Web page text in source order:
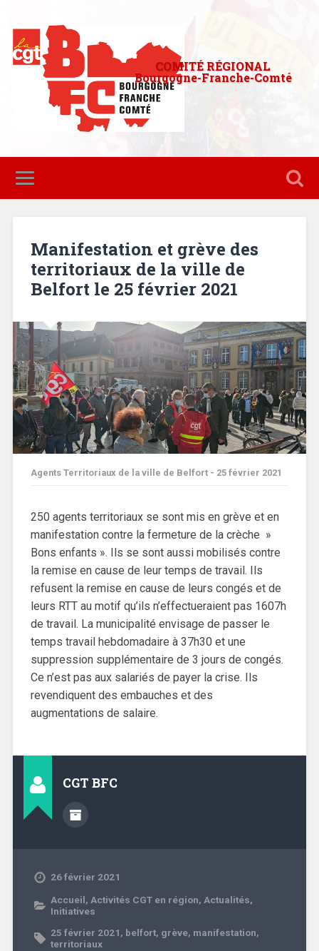
COMITÉ RÉGIONAL
Bourgogne-Franche-Comté
Manifestation et grève des
territoriaux de la ville de
Belfort le 25 février 2021
Agents Territoriaux de la ville de Belfort - 25 février 2021
250 agents territoriaux se sont mis en grève et en
manifestation contre la fermeture de la crèche »
Bons enfants ». Ils se sont aussi mobilisés contre
la remise en cause de leur temps de travail. Ils
refusent la remise en cause de leurs congés et de
leurs RTT au motif qu’ils n’effectueraient pas 1607h
de travail. La municipalité envisage de passer le
temps travail hebdomadaire à 37h30 et une
suppression supplémentaire de 3 jours de congés.
Ce n’est pas aux salariés de payer la crise. Ils
revendiquent des embauches et des
augmentations de salaire.
CGT BFC
26 février 2021
Accueil, Activités CGT en région, Actualités,
Initiatives
25 février 2021, belfort, grève, manifestation,
territoriaux